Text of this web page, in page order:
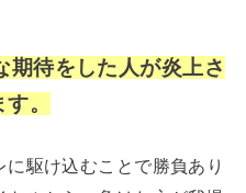
期待をした人が炎上さ
。
駆け込むことで勝負あり